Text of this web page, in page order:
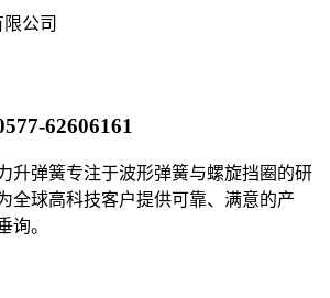
公司
62606161
升弹簧专注于波形弹簧与螺旋挡圈的研
全球高科技客户提供可靠、满意的产
询。